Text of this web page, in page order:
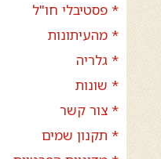
* פסטיבלי חו"ל
* מהעיתונות
* גלריה
* שונות
* צור קשר
* תקנון שמים